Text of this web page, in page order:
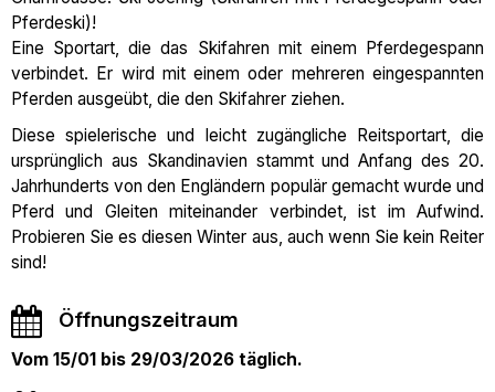
Pferdeski)!
Eine Sportart, die das Skifahren mit einem Pferdegespann
verbindet. Er wird mit einem oder mehreren eingespannten
Pferden ausgeübt, die den Skifahrer ziehen.
Diese spielerische und leicht zugängliche Reitsportart, die
ursprünglich aus Skandinavien stammt und Anfang des 20.
Jahrhunderts von den Engländern populär gemacht wurde und
Pferd und Gleiten miteinander verbindet, ist im Aufwind.
Probieren Sie es diesen Winter aus, auch wenn Sie kein Reiter
sind!
Öffnungszeitraum
Vom 15/01 bis 29/03/2026 täglich.